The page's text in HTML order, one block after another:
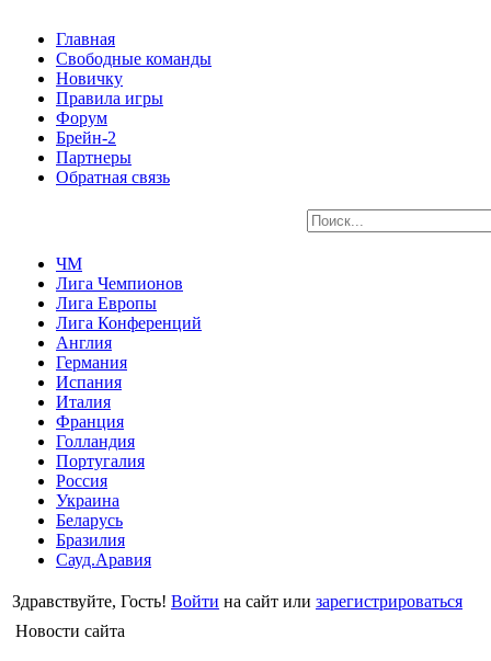
Главная
Свободные команды
Новичку
Правила игры
Форум
Брейн-2
Партнеры
Обратная связь
ЧМ
Лига Чемпионов
Лига Европы
Лига Конференций
Англия
Германия
Испания
Италия
Франция
Голландия
Португалия
Россия
Украина
Беларусь
Бразилия
Сауд.Аравия
Здравствуйте, Гость! Войти на сайт или зарегистрироваться
Новости сайта